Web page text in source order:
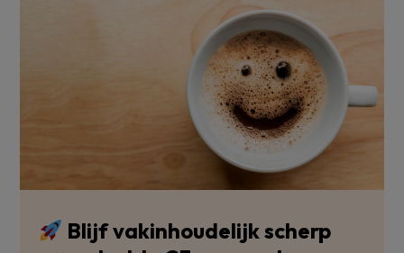
Blijf vakinhoudelijk scherp